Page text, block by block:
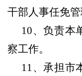
干部人事任免管
10、负责本
察工作。
11、承担市